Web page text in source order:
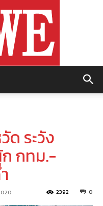
ด ระวัง
กทม.-
0
2392